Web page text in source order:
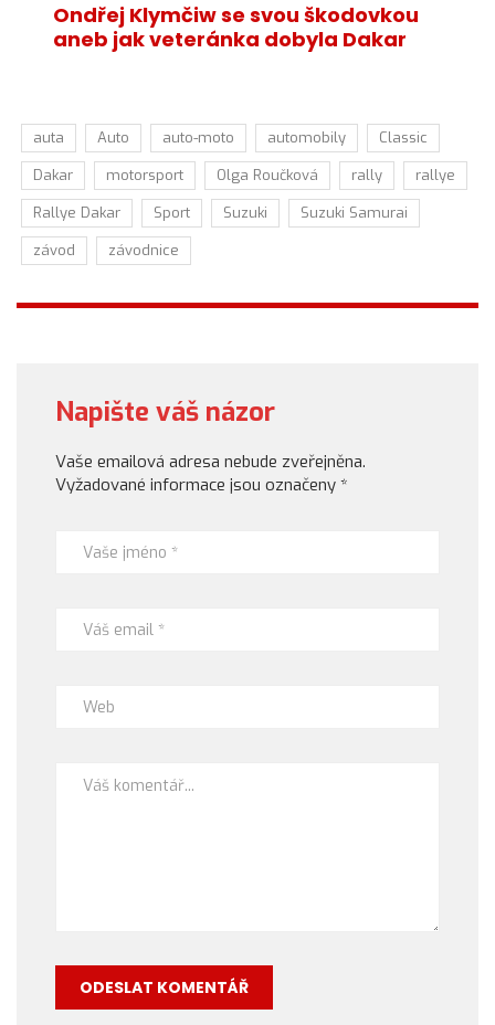
Ondřej Klymčiw se svou škodovkou
aneb jak veteránka dobyla Dakar
auta Auto auto-moto automobily
Classic
Dakar
motorsport Olga Roučková rally
rallye
Rallye Dakar
Sport Suzuki
Suzuki Samurai
závod
závodnice
Napište váš názor
Vaše emailová adresa nebude zveřejněna.
Vyžadované informace jsou označeny *